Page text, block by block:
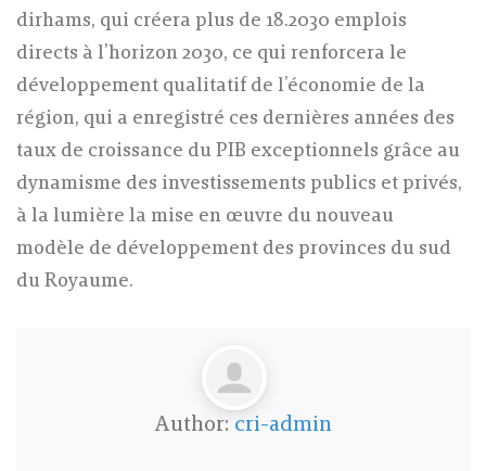
dirhams, qui créera plus de 18.2030 emplois
directs à l’horizon 2030, ce qui renforcera le
développement qualitatif de l’économie de la
région, qui a enregistré ces dernières années des
taux de croissance du PIB exceptionnels grâce au
dynamisme des investissements publics et privés,
à la lumière la mise en œuvre du nouveau
modèle de développement des provinces du sud
du Royaume.
Author: cri-admin